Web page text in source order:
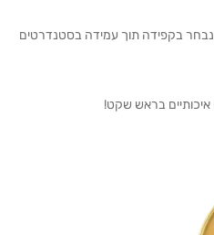
בקפידה תוך עמידה בסטנדרטים
בראש שקט!